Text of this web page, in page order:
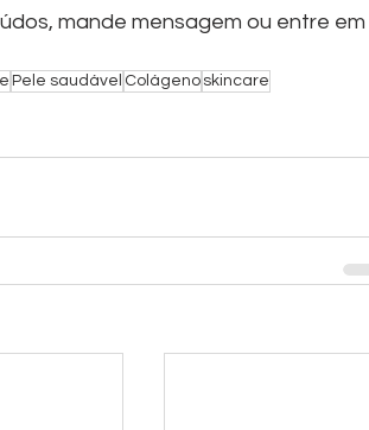
mande mensagem ou entre em
Pele saudável Colágeno skincare